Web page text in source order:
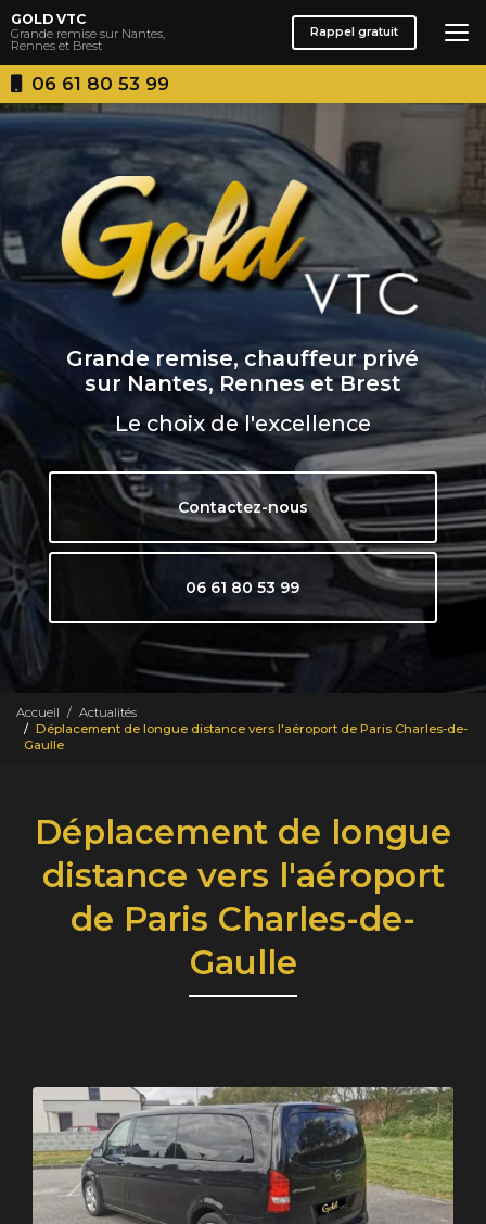
Aller
au
contenu
principal
06 61 80 53 99
GOLD VTC
Grande remise sur Nantes,
Rennes et Brest
Rappel gratuit
Grande remise, chauffeur privé
sur Nantes, Rennes et Brest
Le choix de l'excellence
Contactez-nous
06 61 80 53 99
Accueil
Actualités
Déplacement de longue distance vers l'aéroport de Paris Charles-de-
Gaulle
Déplacement de longue
distance vers l'aéroport
de Paris Charles-de-
Gaulle